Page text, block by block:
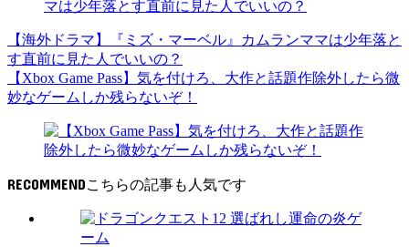
【海外ドラマ】『ミズ・マーベル』カムランママは少年落と
す直前に見た人でいいの？
【Xbox Game Pass】気を付けろ、大作と話題作除外したら微
妙なゲームしか残らないぞ！
RECOMMEND
ゲ
ーム